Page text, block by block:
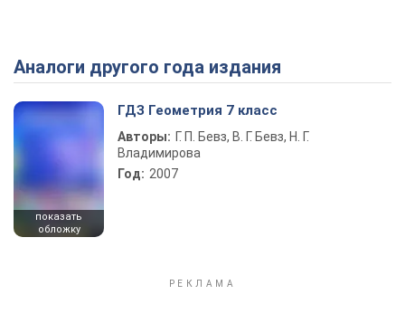
Play Video
Аналоги другого года издания
показать
обложку
ГДЗ Геометрия 7 класс
Авторы: Г. П. Бевз, В. Г. Бевз, Н. Г.
Владимирова
Год: 2007